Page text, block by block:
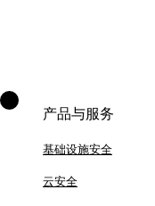
产品与服务
基础设施安全
云安全